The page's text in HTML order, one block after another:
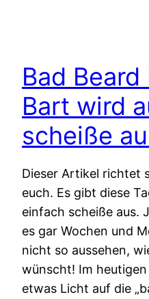
Bad
Bart wird
scheiße
Dieser Artikel richtet
euch. Es gibt diese
einfach scheiße aus.
es gar Wochen und
nicht so aussehen,
wünscht! Im
etwas Licht auf die